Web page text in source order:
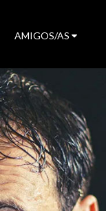
AMIGOS/AS